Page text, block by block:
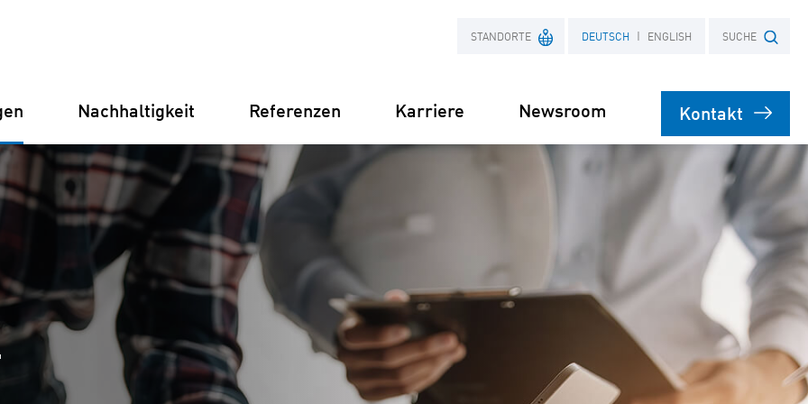
STANDORTE
Deutschland Finnland Frankreich
Italien
DEUTSCH ENGLISH SUCHE
Suchbegriff
Umspannwerke
Betriebsführung
Instandhaltung
Erneuerbare
Stromversorgung
für Unternehmen
Batteriespeicher
(BESS)
Stromliefervertrag
(PPA)
Nachhaltigkeit Referenzen Karriere Newsroom Kontakt